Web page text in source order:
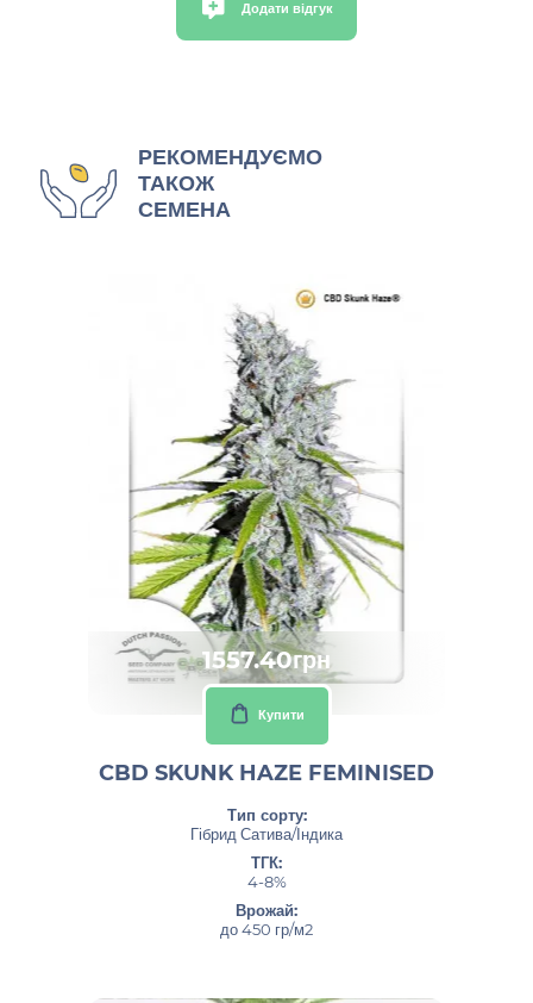
Додати відгук
РЕКОМЕНДУЄМО
ТАКОЖ
СЕМЕНА
1557.40грн
Купити
CBD SKUNK HAZE FEMINISED
Тип сорту:
Гібрид Сатива/Індика
ТГК:
4-8%
Врожай:
до 450 гр/м2